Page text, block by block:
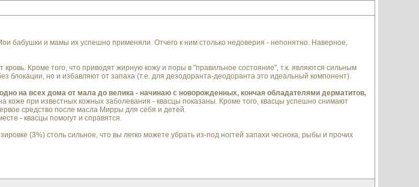
бабушки и мамы их успешно применяли. Отчего к ним столько недоверия - непонятно. Наверное,
Кроме того, что приводят жирную кожу и поры в "правильное состояние", т.к. являются сильным
но и избавляют от запаха (т.е. для дезодоранта-деодоранта это идеальный компонент).
на всех дома от мала до велика - начинаю с новорожденных, кончая обладателями дерматитов,
коже при известных кожных заболевания - квасцы показаны. Кроме того, квасцы успешно снимают
средство после масла Мирры для себя и детей.
- квасцы помогут и справятся.
(3%) столь сильное, что вы легко можете убрать из-под ногтей запахи чеснока, рыбы и прочих